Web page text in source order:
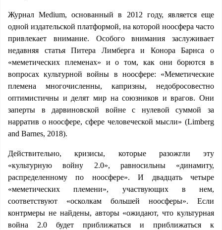
Журнал Medium, основанный в 2012 году, является еще
одной издательской платформой, на которой ноосфера часто
привлекает внимание. Особого внимания заслуживает
недавняя статья Питера Лимберга и Конора Барнса о
«меметических племенах» и о том, как они борются в
вопросах культурной войны в ноосфере: «Меметические
племена многочисленны, капризны, недобросовестно
оптимистичны и делят мир на союзников и врагов. Они
заперты в дарвиновской войне с нулевой суммой за
нарратив о ноосфере, сфере человеческой мысли» (Limberg
and Barnes, 2018).
Действительно, кризисы, которые разожгли эту
«культурную войну 2.0», равносильны «динамиту,
распределенному по ноосфере». И двадцать четыре
«меметических племени», участвующих в нем,
соответствуют «осколкам большей ноосферы». Если
контрмеры не найдены, авторы «ожидают, что культурная
война 2.0 будет приближаться и приближаться к